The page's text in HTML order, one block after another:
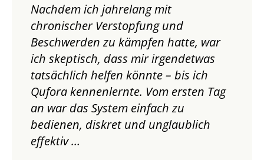
Nachdem ich jahrelang mit
chronischer Verstopfung und
Beschwerden zu kämpfen hatte, war
ich skeptisch, dass mir irgendetwas
tatsächlich helfen könnte – bis ich
Qufora kennenlernte. Vom ersten Tag
an war das System einfach zu
bedienen, diskret und unglaublich
effektiv …